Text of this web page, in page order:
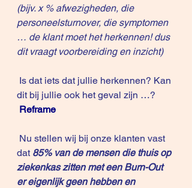
(bijv. x % afwezigheden, die
personeelsturnover, die symptomen
… de klant moet het herkennen! dus
dit vraagt voorbereiding en inzicht)
dit bij jullie ook het geval zijn …?
Reframe
dat 85% van de mensen die thuis op
ziekenkas zitten met een Burn-Out
er eigenlijk geen hebben en